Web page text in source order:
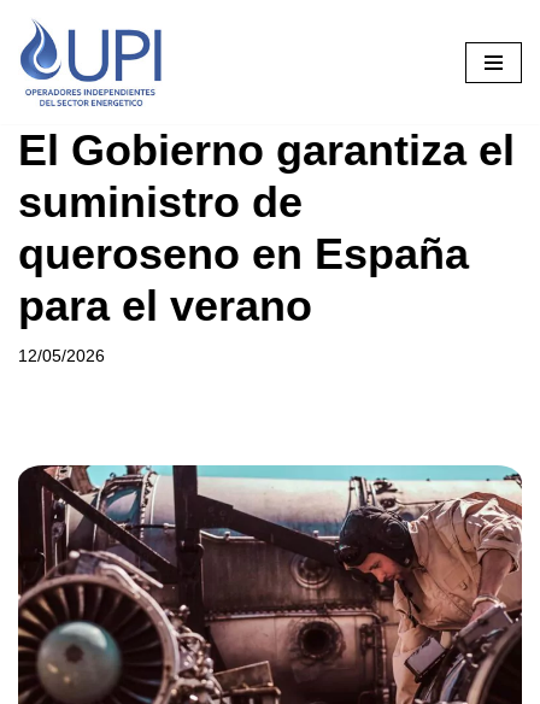
Saltar
al
El Gobierno garantiza el
suministro de
queroseno en España
para el verano
12/05/2026